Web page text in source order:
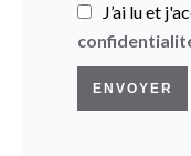
J’ai lu et
ENVOYER